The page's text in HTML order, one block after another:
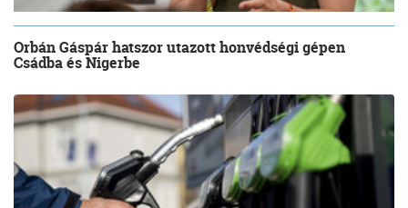
Orbán Gáspár hatszor utazott honvédségi gépen
Csádba és Nigerbe